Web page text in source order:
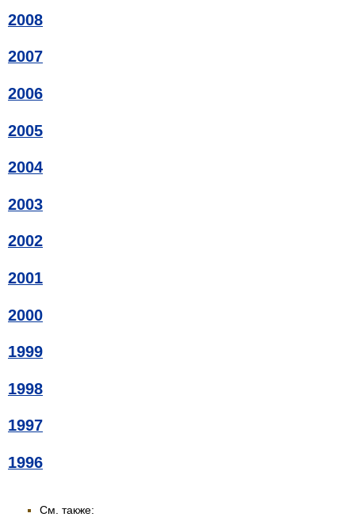
2008
2007
2006
2005
2004
2003
2002
2001
2000
1999
1998
1997
1996
См. также: